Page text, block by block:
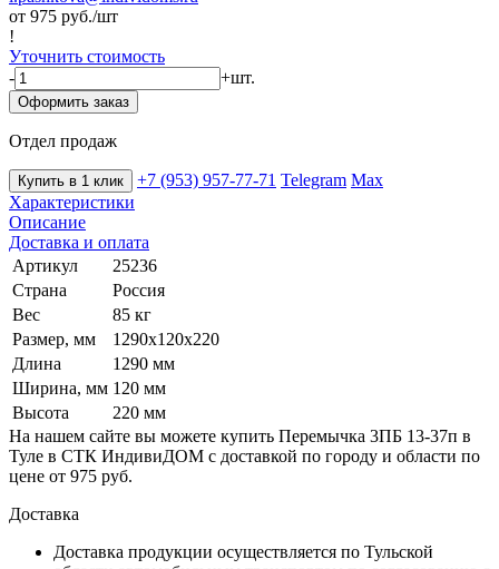
от 975 руб./шт
!
Уточнить стоимость
-
+шт.
Оформить заказ
Отдел продаж
Купить в 1 клик +7 (953) 957-77-71 Telegram Max
Характеристики
Описание
Доставка и оплата
Артикул
25236
Страна
Россия
Вес
85 кг
Размер, мм
1290х120х220
Длина
1290 мм
Ширина, мм 120 мм
Высота
220 мм
На нашем сайте вы можете купить Перемычка 3ПБ 13-37п в
Туле в СТК ИндивиДОМ с доставкой по городу и области по
цене от 975 руб.
Доставка
Доставка продукции осуществляется по Тульской